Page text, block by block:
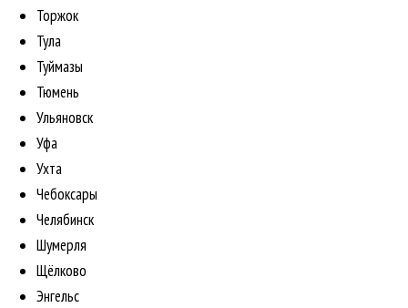
Торжок
Тула
Туймазы
Тюмень
Ульяновск
Уфа
Ухта
Чебоксары
Челябинск
Шумерля
Щёлково
Энгельс